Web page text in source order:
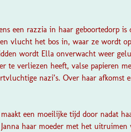
een razzia in haar geboortedorp
vlucht het bos in, waar ze wordt
wordt Ella onverwacht weer
te verliezen heeft, valse papieren
nazi’s. Over haar
maakt een moeilijke tijd door nadat
haar moeder met het